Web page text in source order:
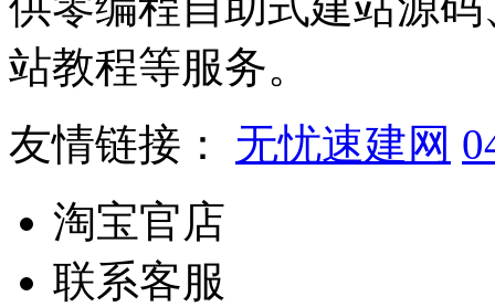
站教程等服务。
友情链接：
无忧速建网
淘宝官店
联系客服